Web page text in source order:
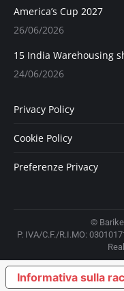
America’s Cup 2027
26/06/2026
15 India Warehousing
24/06/2026
Privacy Policy
Cookie Policy
Preferenze Privacy
©
P. IVA/C.F./R.I.MO:
Informativa sulla